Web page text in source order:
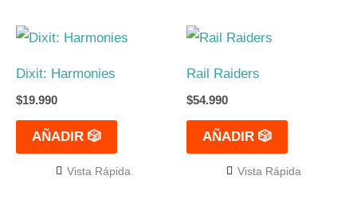
Dixit: Harmonies
$19.990
AÑADIR 🎲
Vista Rápida
Rail Raiders
$54.990
AÑADIR 🎲
Vista Rápida